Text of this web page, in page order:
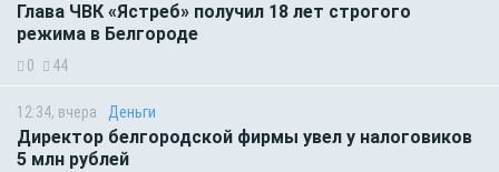
Глава ЧВК «Ястреб» получил 18 лет строгого
режима в Белгороде
0 44
12:34, вчера Деньги
Директор белгородской фирмы увел у налоговиков
5 млн рублей